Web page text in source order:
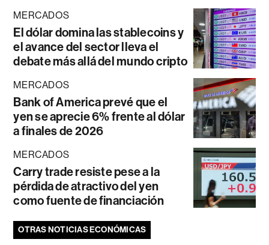
MERCADOS
El dólar domina las stablecoins y
el avance del sector lleva el
debate más allá del mundo cripto
MERCADOS
Bank of America prevé que el
yen se aprecie 6% frente al dólar
a finales de 2026
MERCADOS
Carry trade resiste pese a la
pérdida de atractivo del yen
como fuente de financiación
OTRAS NOTICIAS ECONÓMICAS